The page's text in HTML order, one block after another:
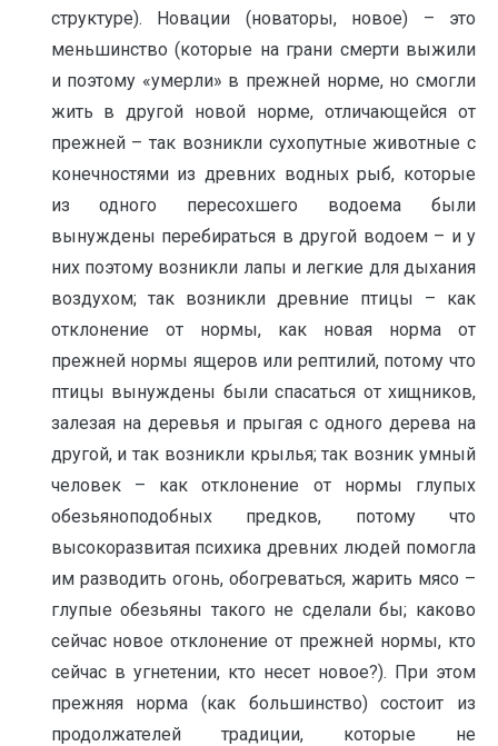
структуре). Новации (новаторы, новое) – это
меньшинство (которые на грани смерти выжили
и поэтому «умерли» в прежней норме, но смогли
жить в другой новой норме, отличающейся от
прежней – так возникли сухопутные животные с
конечностями из древних водных рыб, которые
из одного пересохшего водоема были
вынуждены перебираться в другой водоем – и у
них поэтому возникли лапы и легкие для дыхания
воздухом; так возникли древние птицы – как
отклонение от нормы, как новая норма от
прежней нормы ящеров или рептилий, потому что
птицы вынуждены были спасаться от хищников,
залезая на деревья и прыгая с одного дерева на
другой, и так возникли крылья; так возник умный
человек – как отклонение от нормы глупых
обезьяноподобных предков, потому что
высокоразвитая психика древних людей помогла
им разводить огонь, обогреваться, жарить мясо –
глупые обезьяны такого не сделали бы; каково
сейчас новое отклонение от прежней нормы, кто
сейчас в угнетении, кто несет новое?). При этом
прежняя норма (как большинство) состоит из
продолжателей традиции, которые не